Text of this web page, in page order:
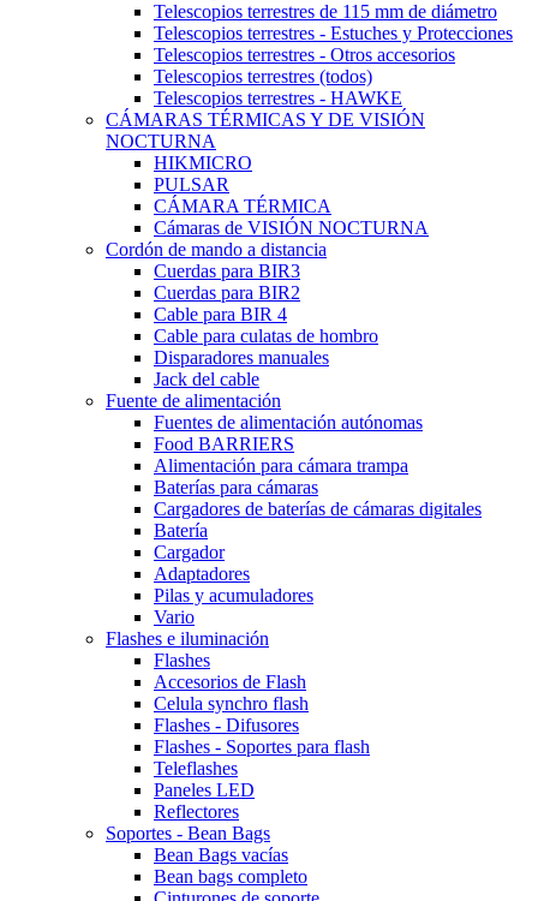
Telescopios terrestres de 115 mm de diámetro
Telescopios terrestres - Estuches y Protecciones
Telescopios terrestres - Otros accesorios
Telescopios terrestres (todos)
Telescopios terrestres - HAWKE
CÁMARAS TÉRMICAS Y DE VISIÓN
NOCTURNA
HIKMICRO
PULSAR
CÁMARA TÉRMICA
Cámaras de VISIÓN NOCTURNA
Cordón de mando a distancia
Cuerdas para BIR3
Cuerdas para BIR2
Cable para BIR 4
Cable para culatas de hombro
Disparadores manuales
Jack del cable
Fuente de alimentación
Fuentes de alimentación autónomas
Food BARRIERS
Alimentación para cámara trampa
Baterías para cámaras
Cargadores de baterías de cámaras digitales
Batería
Cargador
Adaptadores
Pilas y acumuladores
Vario
Flashes e iluminación
Flashes
Accesorios de Flash
Celula synchro flash
Flashes - Difusores
Flashes - Soportes para flash
Teleflashes
Paneles LED
Reflectores
Soportes - Bean Bags
Bean Bags vacías
Bean bags completo